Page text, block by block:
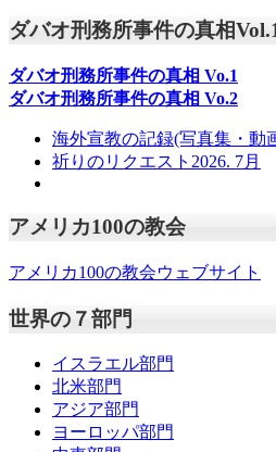
ダバオ刑務所事件の真相
ダバオ刑務所事件の真相 Vo.1
ダバオ刑務所事件の真相 Vo.2
海外宣教の記録(写真集・動
祈りのリクエスト2026. 7月
アメリカ100の教会
アメリカ100の教会ウェブサイト
世界の７部門
イスラエル部門
北米部門
アジア部門
ヨーロッパ部門